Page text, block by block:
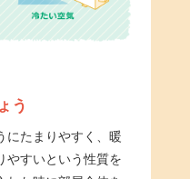
う
にたまりやすく、暖
やすいという性質を